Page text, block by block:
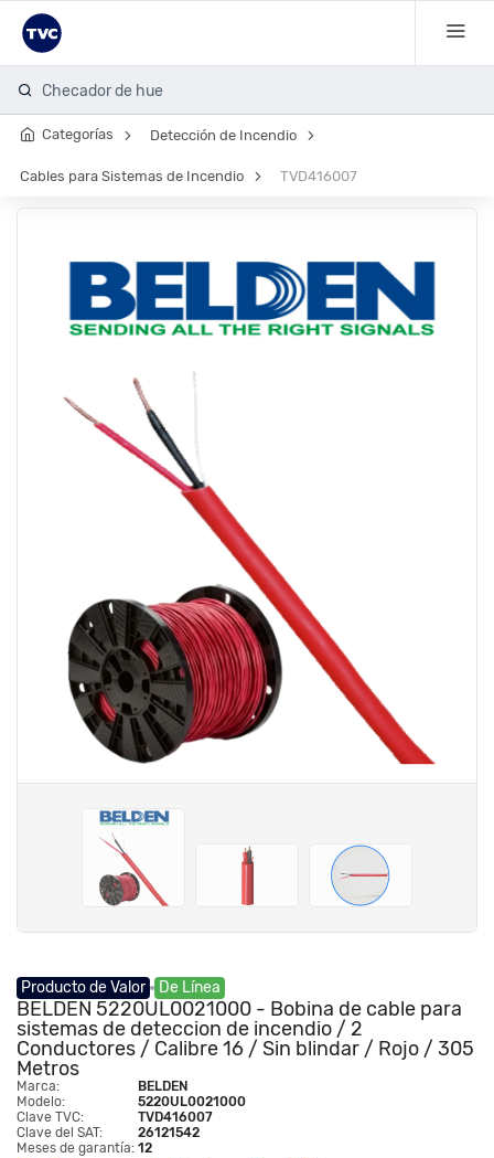
Checador de huella
Categorías Detección de Incendio
Cables para Sistemas de Incendio TVD416007
Producto de Valor De Línea
BELDEN 5220UL0021000 - Bobina de cable para
sistemas de deteccion de incendio / 2
Conductores / Calibre 16 / Sin blindar / Rojo / 305
Metros
Marca:
BELDEN
Modelo:
5220UL0021000
Clave TVC:
TVD416007
Clave del SAT:
26121542
Meses de garantía: 12